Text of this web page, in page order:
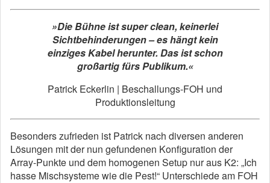
»Die Bühne ist super clean, keinerlei
Sichtbehinderungen – es hängt kein
einziges Kabel herunter. Das ist schon
großartig fürs Publikum.«
Patrick Eckerlin | Beschallungs-FOH und
Produktionsleitung
Besonders zufrieden ist Patrick nach diversen anderen
Lösungen mit der nun gefundenen Konfiguration der
Array-Punkte und dem homogenen Setup nur aus K2: „Ich
hasse Mischsysteme wie die Pest!“ Unterschiede am FOH